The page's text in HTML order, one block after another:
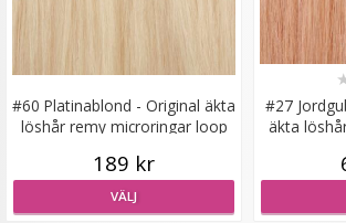
#2 Mörkbrun/Svart - Hästsvans
#60 Platinablond - Original äkta
löshår remy microringar loop
189 kr
VÄLJ
#27
äkta